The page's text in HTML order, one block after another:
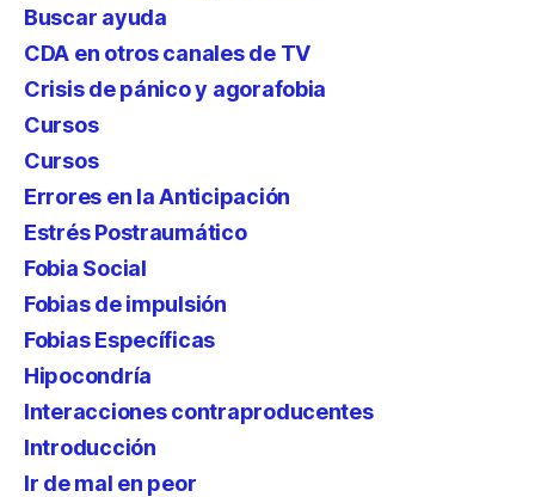
Buscar ayuda
CDA en otros canales de TV
Crisis de pánico y agorafobia
Cursos
Cursos
Errores en la Anticipación
Estrés Postraumático
Fobia Social
Fobias de impulsión
Fobias Específicas
Hipocondría
Interacciones contraproducentes
Introducción
Ir de mal en peor